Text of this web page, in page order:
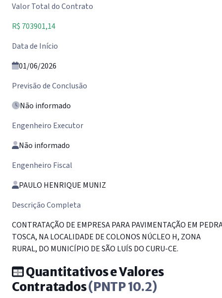
Valor Total do Contrato
R$ 703901,14
Data de Início
01/06/2026
Previsão de Conclusão
Não informado
Engenheiro Executor
Não informado
Engenheiro Fiscal
PAULO HENRIQUE MUNIZ
Descrição Completa
CONTRATAÇÃO DE EMPRESA PARA PAVIMENTAÇÃO EM
TOSCA, NA LOCALIDADE DE COLONOS NÚCLEO H, ZONA
RURAL, DO MUNICÍPIO DE SÃO LUÍS DO CURU-CE.
Quantitativos e Valores
Contratados(PNTP 10.2)